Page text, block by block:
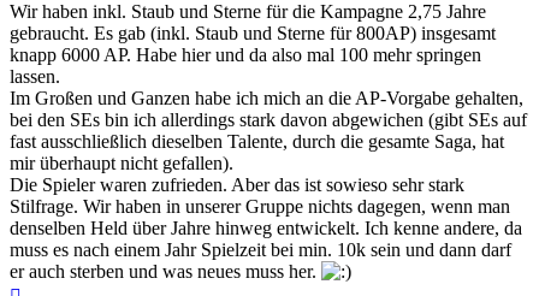
Wir haben inkl. Staub und Sterne für die Kampagne 2,75 Jahre
gebraucht. Es gab (inkl. Staub und Sterne für 800AP) insgesamt
knapp 6000 AP. Habe hier und da also mal 100 mehr springen
lassen.
Im Großen und Ganzen habe ich mich an die AP-Vorgabe gehalten,
bei den SEs bin ich allerdings stark davon abgewichen (gibt SEs auf
fast ausschließlich dieselben Talente, durch die gesamte Saga, hat
mir überhaupt nicht gefallen).
Die Spieler waren zufrieden. Aber das ist sowieso sehr stark
Stilfrage. Wir haben in unserer Gruppe nichts dagegen, wenn man
denselben Held über Jahre hinweg entwickelt. Ich kenne andere, da
muss es nach einem Jahr Spielzeit bei min. 10k sein und dann darf
er auch sterben und was neues muss her.